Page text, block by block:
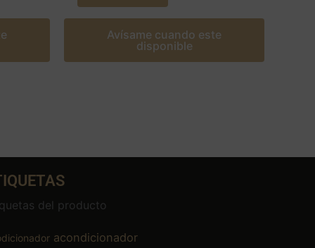
Avísame cuando este
disponible
del producto
acondicionador